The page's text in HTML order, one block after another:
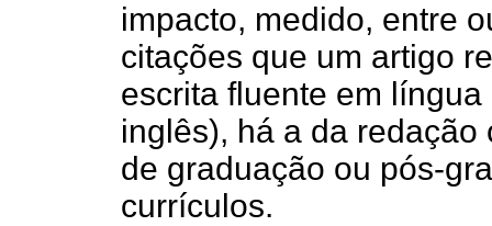
impacto, medido, entre
citações que um artigo
escrita fluente em
inglês), há a da
de graduação ou pós-
currículos.